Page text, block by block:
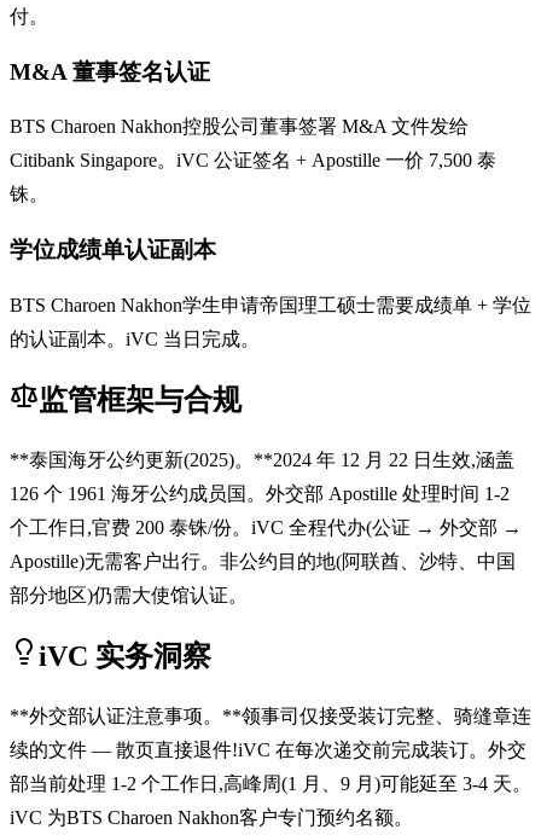
付。
M&A 董事签名认证
BTS Charoen Nakhon控股公司董事签署 M&A 文件发给
Citibank Singapore。iVC 公证签名 + Apostille 一价 7,500 泰
铢。
学位成绩单认证副本
BTS Charoen Nakhon学生申请帝国理工硕士需要成绩单 + 学位
的认证副本。iVC 当日完成。
监管框架与合规
**泰国海牙公约更新(2025)。**2024 年 12 月 22 日生效,涵盖
126 个 1961 海牙公约成员国。外交部 Apostille 处理时间 1-2
个工作日,官费 200 泰铢/份。iVC 全程代办(公证 → 外交部 →
Apostille)无需客户出行。非公约目的地(阿联酋、沙特、中国
部分地区)仍需大使馆认证。
iVC 实务洞察
**外交部认证注意事项。**领事司仅接受装订完整、骑缝章连
续的文件 — 散页直接退件!iVC 在每次递交前完成装订。外交
部当前处理 1-2 个工作日,高峰周(1 月、9 月)可能延至 3-4 天。
iVC 为BTS Charoen Nakhon客户专门预约名额。